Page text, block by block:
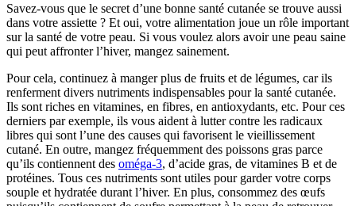
Savez-vous que le secret d’une bonne santé cutanée se trouve aussi
dans votre assiette ? Et oui, votre alimentation joue un rôle important
sur la santé de votre peau. Si vous voulez alors avoir une peau saine
qui peut affronter l’hiver, mangez sainement.
Pour cela, continuez à manger plus de fruits et de légumes, car ils
renferment divers nutriments indispensables pour la santé cutanée.
Ils sont riches en vitamines, en fibres, en antioxydants, etc. Pour ces
derniers par exemple, ils vous aident à lutter contre les radicaux
libres qui sont l’une des causes qui favorisent le vieillissement
cutané. En outre, mangez fréquemment des poissons gras parce
qu’ils contiennent des oméga-3, d’acide gras, de vitamines B et de
protéines. Tous ces nutriments sont utiles pour garder votre corps
souple et hydratée durant l’hiver. En plus, consommez des œufs